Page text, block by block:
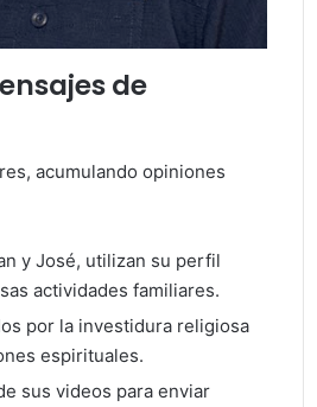
de
acumulando opiniones
y José, utilizan su perfil
actividades familiares.
por la investidura religiosa
espirituales.
sus videos para enviar